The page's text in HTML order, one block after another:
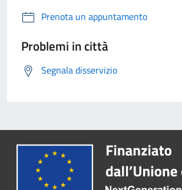
Prenota un appuntamento
Problemi in città
Segnala disservizio